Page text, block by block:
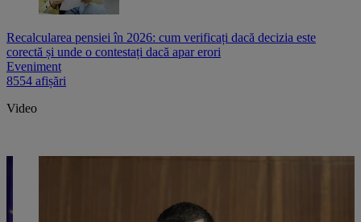
Recalcularea pensiei în 2026: cum verificați dacă decizia este
corectă și unde o contestați dacă apar erori
Eveniment
8554 afișări
Video